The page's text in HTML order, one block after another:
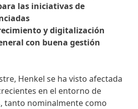
las iniciativas de
y digitalización
con buena gestión
Henkel se ha visto afectada
en el entorno de
tanto nominalmente como